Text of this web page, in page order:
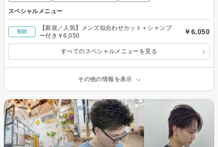
スペシャルメニュー
初回
【新規／人気】メンズ似合わせカット＋シャンプ
ー付き￥6,050
￥6,050
すべてのスペシャルメニューを見る
その他の情報を表示